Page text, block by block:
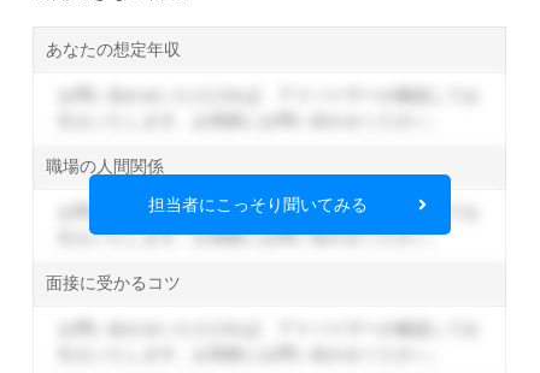
あなたの想定年収
職場の人間関係
お問い合わせいただければ、アドバイザーが確認してお
伝えいたします。お気軽にお問い合わせください。
面接に受かるコツ
担当者にこっそり聞いてみる